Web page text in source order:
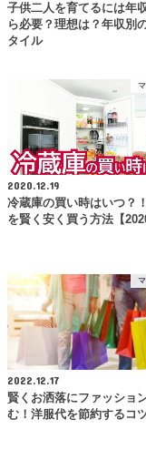
子供二人を育てるには年
ら必要？理想は？年収別
タイル
2020.12.19
冷蔵庫の買い時はいつ？
を賢く安く買う方法【
2022.12.17
賢くお洒落にファッショ
む！洋服代を節約するコ